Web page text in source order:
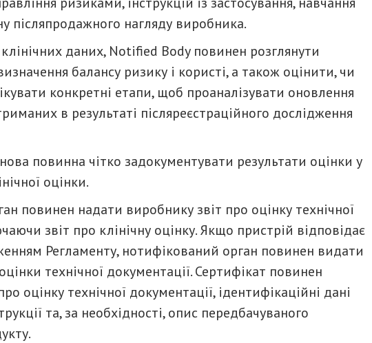
післяпродажного нагляду виробника.
даних, Notified Body повинен розглянути
балансу ризику і користі, а також оцінити, чи
конкретні етапи, щоб проаналізувати оновлення
в результаті післяреєстраційного дослідження
повинна чітко задокументувати результати оцінки у
оцінки.
повинен надати виробнику звіт про оцінку технічної
звіт про клінічну оцінку. Якщо пристрій відповідає
Регламенту, нотифікований орган повинен видати
технічної документації. Сертифікат повинен
оцінку технічної документації, ідентифікаційні дані
та, за необхідності, опис передбачуваного